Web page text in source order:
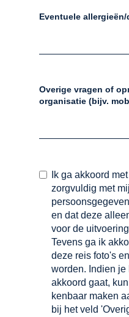
Eventuele
Overige vragen of
organisatie (bijv.
Ik ga akkoord
zorgvuldig met
en dat deze
voor de
Tevens ga ik
deze reis foto's
worden. Indien je
akkoord gaat,
kenbaar maken
bij het veld